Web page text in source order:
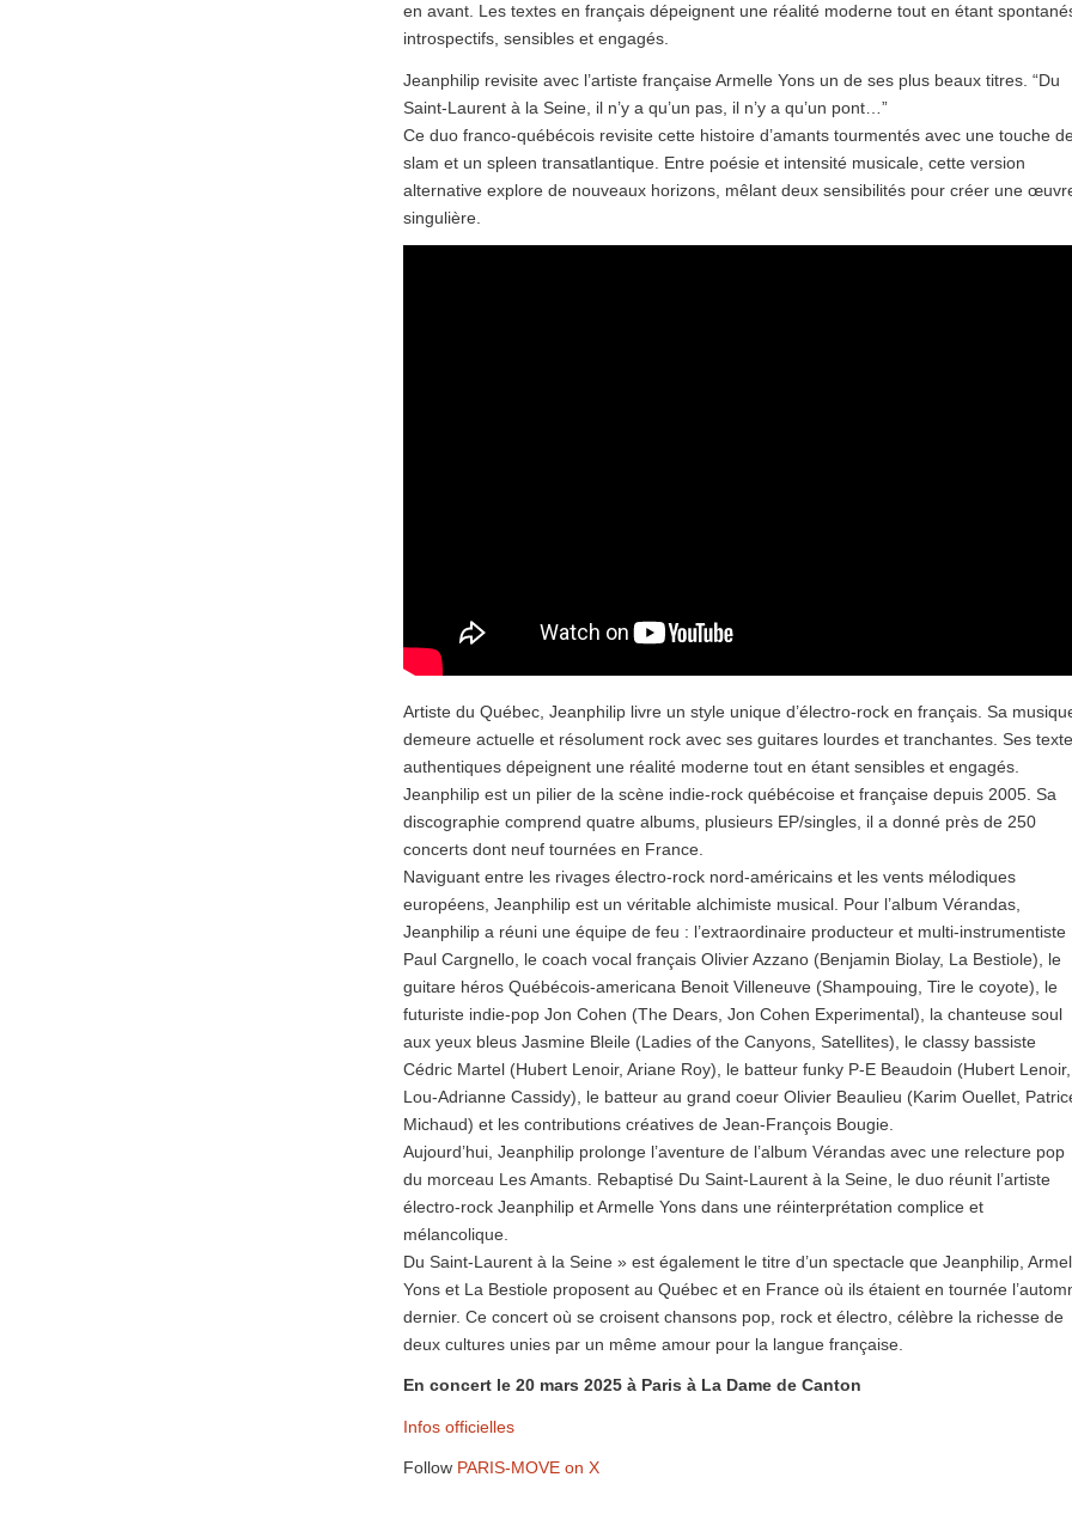
en avant. Les textes en français dépeignent une réalité moderne tout en étant
introspectifs, sensibles et engagés.
Jeanphilip revisite avec l’artiste française Armelle Yons un de ses plus beaux titres. “Du
Saint-Laurent à la Seine, il n’y a qu’un pas, il n’y a qu’un pont…”
Ce duo franco-québécois revisite cette histoire d’amants tourmentés avec une touche
slam et un spleen transatlantique. Entre poésie et intensité musicale, cette version
alternative explore de nouveaux horizons, mêlant deux sensibilités pour créer une
singulière.
Artiste du Québec, Jeanphilip livre un style unique d’électro-rock en français. Sa
demeure actuelle et résolument rock avec ses guitares lourdes et tranchantes. Ses
authentiques dépeignent une réalité moderne tout en étant sensibles et engagés.
Jeanphilip est un pilier de la scène indie-rock québécoise et française depuis 2005. Sa
discographie comprend quatre albums, plusieurs EP/singles, il a donné près de 250
concerts dont neuf tournées en France.
Naviguant entre les rivages électro-rock nord-américains et les vents mélodiques
européens, Jeanphilip est un véritable alchimiste musical. Pour l’album Vérandas,
Jeanphilip a réuni une équipe de feu : l’extraordinaire producteur et multi-instrumentiste
Paul Cargnello, le coach vocal français Olivier Azzano (Benjamin Biolay, La Bestiole), le
guitare héros Québécois-americana Benoit Villeneuve (Shampouing, Tire le coyote), le
futuriste indie-pop Jon Cohen (The Dears, Jon Cohen Experimental), la chanteuse soul
aux yeux bleus Jasmine Bleile (Ladies of the Canyons, Satellites), le classy bassiste
Cédric Martel (Hubert Lenoir, Ariane Roy), le batteur funky P-E Beaudoin (Hubert Lenoir,
Lou-Adrianne Cassidy), le batteur au grand coeur Olivier Beaulieu (Karim Ouellet,
Michaud) et les contributions créatives de Jean-François Bougie.
Aujourd’hui, Jeanphilip prolonge l’aventure de l’album Vérandas avec une relecture pop
du morceau Les Amants. Rebaptisé Du Saint-Laurent à la Seine, le duo réunit l’artiste
électro-rock Jeanphilip et Armelle Yons dans une réinterprétation complice et
mélancolique.
Du Saint-Laurent à la Seine » est également le titre d’un spectacle que Jeanphilip,
Yons et La Bestiole proposent au Québec et en France où ils étaient en tournée
dernier. Ce concert où se croisent chansons pop, rock et électro, célèbre la richesse de
deux cultures unies par un même amour pour la langue française.
En concert le 20 mars 2025 à Paris à La Dame de Canton
Infos officielles
Follow PARIS-MOVE on X